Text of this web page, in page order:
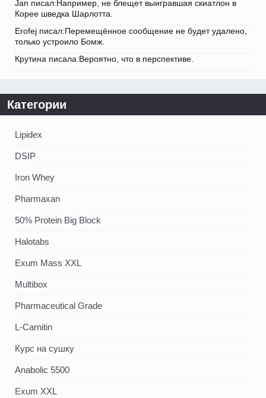
Jan писал:Например, не блещет выигравшая скиатлон в
Корее шведка Шарлотта.
Erofej писал:Перемещённое сообщение не будет удалено,
только устроило Бомж.
Крутина писала:Вероятно, что в перспективе.
Категории
Lipidex
DSIP
Iron Whey
Pharmaxan
50% Protein Big Block
Halotabs
Exum Mass XXL
Multibox
Pharmaceutical Grade
L-Carnitin
Курс на сушку
Anabolic 5500
Exum XXL